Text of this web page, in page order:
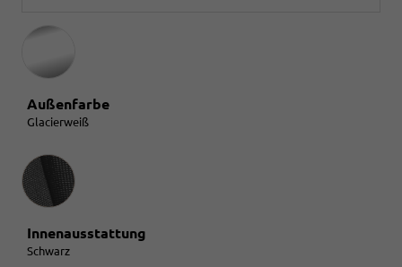
Außenfarbe
Glacierweiß
Innenausstattung
Innenausstattung
Schwarz